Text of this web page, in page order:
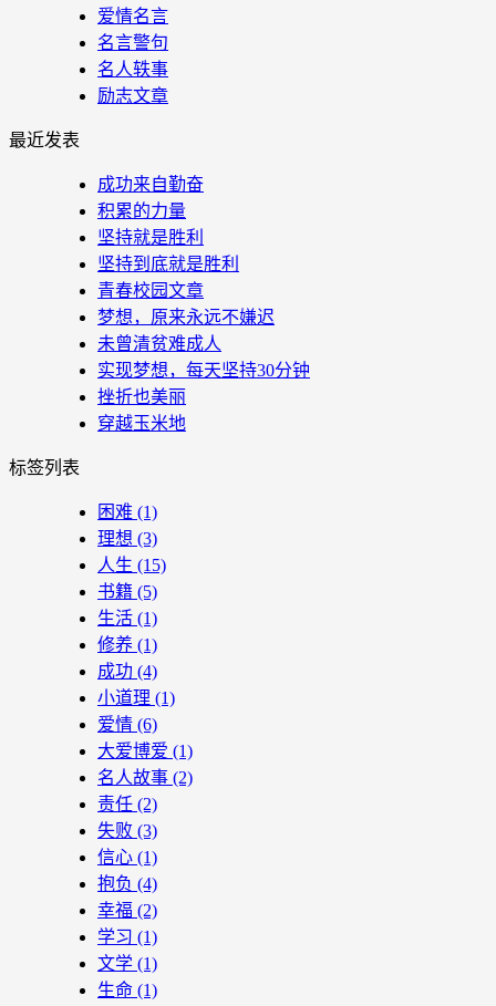
爱情名言
名言警句
名人轶事
励志文章
最近发表
成功来自勤奋
积累的力量
坚持就是胜利
坚持到底就是胜利
青春校园文章
梦想，原来永远不嫌迟
未曾清贫难成人
实现梦想，每天坚持30分钟
挫折也美丽
穿越玉米地
标签列表
困难 (1)
理想 (3)
人生 (15)
书籍 (5)
生活 (1)
修养 (1)
成功 (4)
小道理 (1)
爱情 (6)
大爱博爱 (1)
名人故事 (2)
责任 (2)
失败 (3)
信心 (1)
抱负 (4)
幸福 (2)
学习 (1)
文学 (1)
生命 (1)